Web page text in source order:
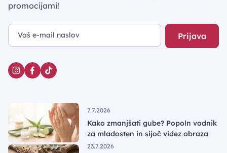
promocijami!
Prijava
7.7.2026
Kako zmanjšati gube? Popoln vodnik
za mladosten in sijoč videz obraza
23.7.2026